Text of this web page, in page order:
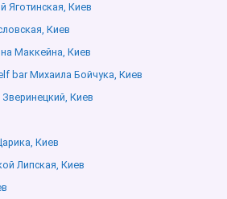
Яготинская, Киев
Киев
Маккейна, Киев
bar Михаила Бойчука, Киев
Киев
Киев
Липская, Киев